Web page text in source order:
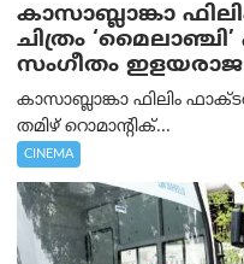
കാസാബ്ലാങ്കാ
ചിത്രം
സംഗീതം ഇളയരാജ
കാസാബ്ലാങ്കാ ഫിലിം
തമിഴ് റൊമാന്റിക്...
CINEMA